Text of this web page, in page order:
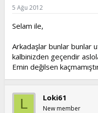
5 Ağu 2012
Selam ile,
Arkadaşlar bunlar bunlar
kalbinizden geçendir
Emin değilsen
L Loki61
New member